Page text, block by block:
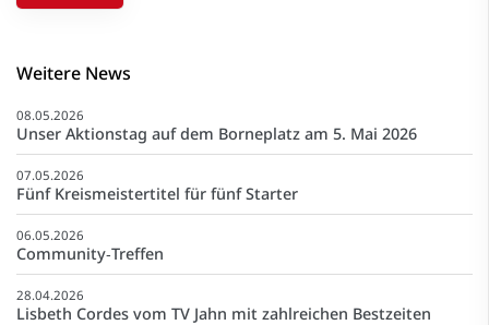
Weitere News
08.05.2026
Unser Aktionstag auf dem Borneplatz am 5. Mai 2026
07.05.2026
Fünf Kreismeistertitel für fünf Starter
06.05.2026
Community‑Treffen
28.04.2026
Lisbeth Cordes vom TV Jahn mit zahlreichen Bestzeiten